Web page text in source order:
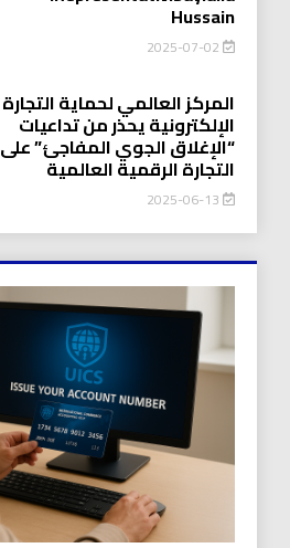
Hussain
2025-07-02
المركز العالمي لحماية التجارة
الإلكترونية يحذر من تداعيات
“الإغلاق الجوي المفاجئ” على
التجارة الرقمية العالمية
2025-06-13